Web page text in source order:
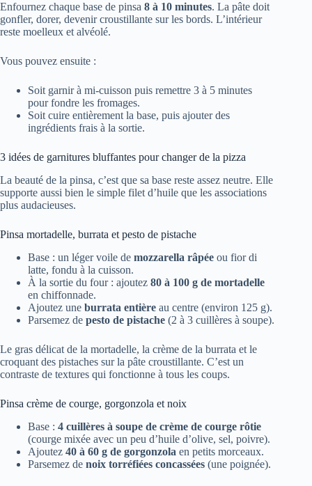
Enfournez chaque base de pinsa 8 à 10 minutes. La pâte doit
gonfler, dorer, devenir croustillante sur les bords. L’intérieur
reste moelleux et alvéolé.
Vous pouvez ensuite :
Soit garnir à mi-cuisson puis remettre 3 à 5 minutes
pour fondre les fromages.
Soit cuire entièrement la base, puis ajouter des
ingrédients frais à la sortie.
3 idées de garnitures bluffantes pour changer de la pizza
La beauté de la pinsa, c’est que sa base reste assez neutre. Elle
supporte aussi bien le simple filet d’huile que les associations
plus audacieuses.
Pinsa mortadelle, burrata et pesto de pistache
Base : un léger voile de mozzarella râpée ou fior di
latte, fondu à la cuisson.
À la sortie du four : ajoutez 80 à 100 g de mortadelle
en chiffonnade.
Ajoutez une burrata entière au centre (environ 125 g).
Parsemez de pesto de pistache (2 à 3 cuillères à soupe).
Le gras délicat de la mortadelle, la crème de la burrata et le
croquant des pistaches sur la pâte croustillante. C’est un
contraste de textures qui fonctionne à tous les coups.
Pinsa crème de courge, gorgonzola et noix
Base : 4 cuillères à soupe de crème de courge rôtie
(courge mixée avec un peu d’huile d’olive, sel, poivre).
Ajoutez 40 à 60 g de gorgonzola en petits morceaux.
Parsemez de noix torréfiées concassées (une poignée).